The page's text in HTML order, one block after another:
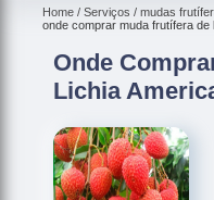
Home Serviços mudas
onde comprar muda frutífera de
Onde
Lichia